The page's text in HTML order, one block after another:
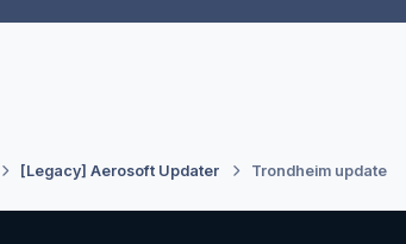
[Legacy] Aerosoft Updater Trondheim update